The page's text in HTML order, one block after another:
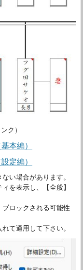
ク）
本編）
定編）
い場合があります。
を表示し、【全般】
ロックされる可能性
用して下さい。